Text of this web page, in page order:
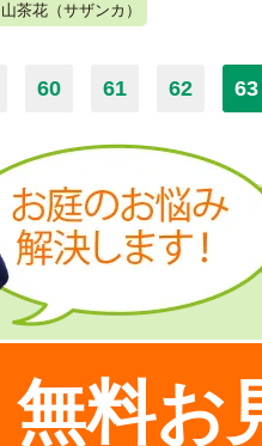
山茶花（サザンカ）
60 61 62 63
無料お